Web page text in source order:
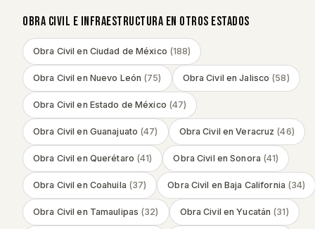
OBRA CIVIL E INFRAESTRUCTURA EN OTROS ESTADOS
Obra Civil en Ciudad de México (188)
Obra Civil en Nuevo León (75) Obra Civil enJalisco (58)
Obra Civil en Estado de México (47)
Obra Civil en Guanajuato (47) Obra Civil enVeracruz (46)
Obra Civil en Querétaro (41) Obra Civil enSonora (41)
Obra Civil en Coahuila (37) Obra Civil en Baja California (34)
Obra Civil en Tamaulipas (32) Obra Civil enYucatán (31)